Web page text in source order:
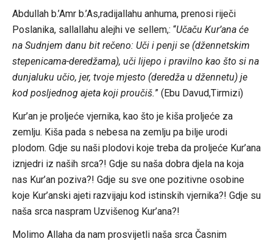
Abdullah b.’Amr b.’As,radijallahu anhuma, prenosi riječi
Poslanika, sallallahu alejhi ve sellem,: “Učaču Kur’ana će
na Sudnjem danu bit rečeno: Uči i penji se (džennetskim
stepenicama-deredžama), uči lijepo i pravilno kao što si na
dunjaluku učio, jer, tvoje mjesto (deredža u džennetu) je
kod posljednog ajeta koji proučiš.” (Ebu Davud,Tirmizi)
Kur’an je proljeće vjernika, kao što je kiša proljeće za
zemlju. Kiša pada s nebesa na zemlju pa bilje urodi
plodom. Gdje su naši plodovi koje treba da proljeće Kur’ana
iznjedri iz naših srca?! Gdje su naša dobra djela na koja
nas Kur’an poziva?! Gdje su sve one pozitivne osobine
koje Kur’anski ajeti razvijaju kod istinskih vjernika?! Gdje su
naša srca naspram Uzvišenog Kur’ana?!
Molimo Allaha da nam prosvijetli naša srca Časnim